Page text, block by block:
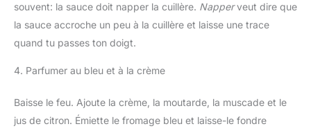
souvent: la sauce doit napper la cuillère. Napperveut dire que
la sauce accroche un peu à la cuillère et laisse une trace
quand tu passes ton doigt.
4. Parfumer au bleu et à la crème
Baisse le feu. Ajoute la crème, la moutarde, la muscade et le
jus de citron. Émiette le fromage bleu et laisse-le fondre